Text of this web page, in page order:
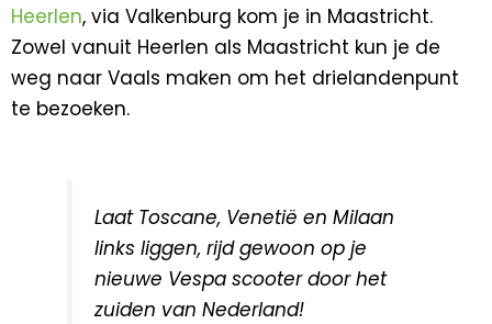
Heerlen, via Valkenburg kom je in Maastricht.
Zowel vanuit Heerlen als Maastricht kun je de
weg naar Vaals maken om het drielandenpunt
te bezoeken.
Laat Toscane, Venetië en Milaan
links liggen, rijd gewoon op je
nieuwe Vespa scooter door het
zuiden van Nederland!